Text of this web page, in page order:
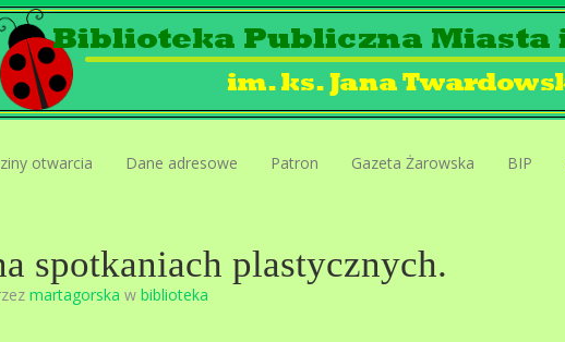
otwarcia Dane adresowe Patron Gazeta Żarowska BIP
spotkaniach plastycznych.
martagorska w biblioteka